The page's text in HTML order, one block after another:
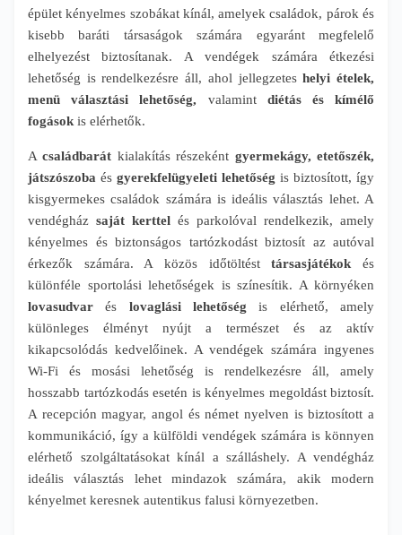
épület kényelmes szobákat kínál, amelyek családok, párok és
kisebb baráti társaságok számára egyaránt megfelelő
elhelyezést biztosítanak. A vendégek számára étkezési
lehetőség is rendelkezésre áll, ahol jellegzeteshelyi ételek,
menü választási lehetőség, valamintdiétás és kímélő
fogások is elérhetők.
Acsaládbarát kialakítás részeként gyermekágy, etetőszék,
játszószoba és gyerekfelügyeleti lehetőség is biztosított, így
kisgyermekes családok számára is ideális választás lehet. A
vendégház saját kerttel és parkolóval rendelkezik, amely
kényelmes és biztonságos tartózkodást biztosít az autóval
érkezők számára. A közös időtöltésttársasjátékok és
különféle sportolási lehetőségek is színesítik. A környéken
lovasudvarés lovaglási lehetőség is elérhető, amely
különleges élményt nyújt a természet és az aktív
kikapcsolódás kedvelőinek. A vendégek számára ingyenes
Wi-Fi és mosási lehetőség is rendelkezésre áll, amely
hosszabb tartózkodás esetén is kényelmes megoldást biztosít.
A recepción magyar, angol és német nyelven is biztosított a
kommunikáció, így a külföldi vendégek számára is könnyen
elérhető szolgáltatásokat kínál a szálláshely. A vendégház
ideális választás lehet mindazok számára, akik modern
kényelmet keresnek autentikus falusi környezetben.